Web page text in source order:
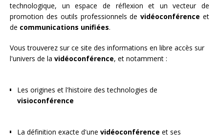
technologique, un espace de réflexion et un vecteur de
promotion des outils professionnels devidéoconférence et
de communications unifiées.
Vous trouverez sur ce site des informations en libre accès sur
l'univers de la vidéoconférence, et notamment :
Les origines et l'histoire des technologies de
visioconférence
La définition exacte d'une vidéoconférence et ses